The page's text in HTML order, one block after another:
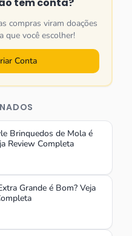
compras viram doações
que você escolher!
Conta
Brinquedos de Mola é
Review Completa
Grande é Bom? Veja